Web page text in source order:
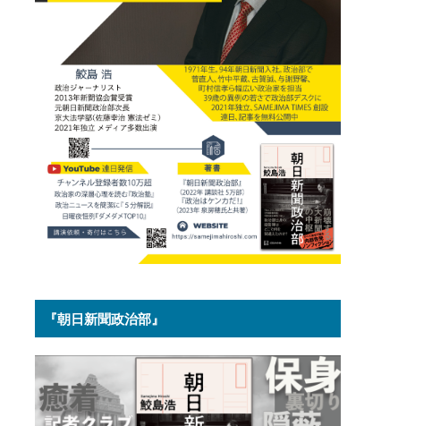
『朝日新聞政治部』